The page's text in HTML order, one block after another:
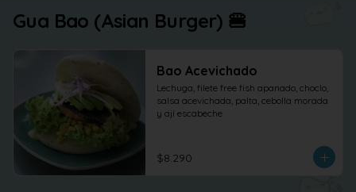
Gua Bao (Asian Burger) 🍔
Bao Acevichado
Lechuga, filete free fish apanado, choclo,
salsa acevichada, palta, cebolla morada
y ají escabeche
$8.290